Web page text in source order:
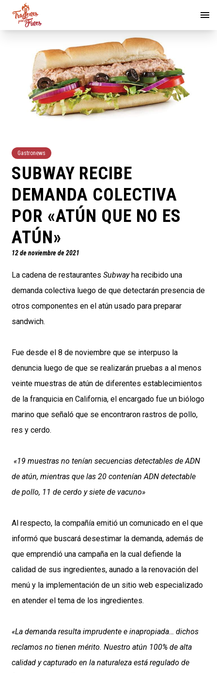
Gastronews
SUBWAY RECIBE
DEMANDA COLECTIVA
POR «ATÚN QUE NO ES
ATÚN»
12 de noviembre de 2021
La cadena de restaurantes Subwayha recibido una
demanda colectiva luego de que detectarán presencia de
otros componentes en el atún usado para preparar
sandwich.
Fue desde el 8 de noviembre que se interpuso la
denuncia luego de que se realizarán pruebas a al menos
veinte muestras de atún de diferentes establecimientos
de la franquicia en California, el encargado fue un biólogo
marino que señaló que se encontraron rastros de pollo,
res y cerdo.
«19 muestras no tenían secuencias detectables de ADN
de atún, mientras que las 20 contenían ADN detectable
de pollo, 11 de cerdo y siete de vacuno»
Al respecto, la compañía emitió un comunicado en el que
informó que buscará desestimar la demanda, además de
que emprendió una campaña en la cual defiende la
calidad de sus ingredientes, aunado a la renovación del
menú y la implementación de un sitio web especializado
en atender el tema de los ingredientes.
«La demanda resulta imprudente e inapropiada… dichos
reclamos no tienen mérito. Nuestro atún 100% de alta
calidad y capturado en la naturaleza está regulado de